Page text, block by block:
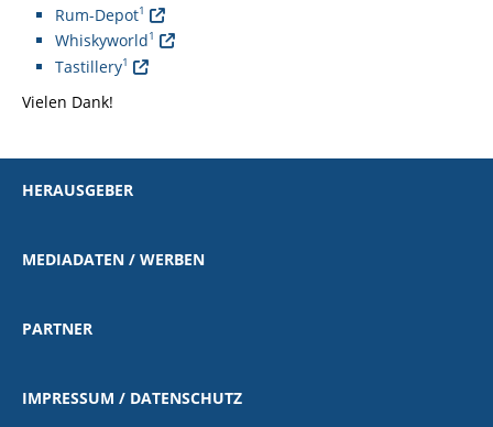
Rum-Depot1
Whiskyworld1
Tastillery1
Vielen Dank!
HERAUSGEBER
MEDIADATEN / WERBEN
PARTNER
IMPRESSUM / DATENSCHUTZ